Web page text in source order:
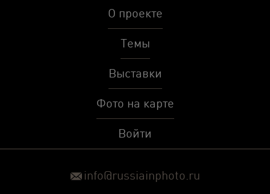
О проекте
Темы
Выставки
Фото на карте
Войти
info@russiainphoto.ru